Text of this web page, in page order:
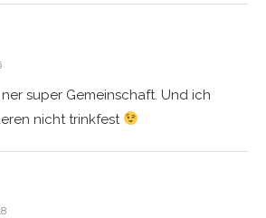
super Gemeinschaft. Und ich
nicht trinkfest